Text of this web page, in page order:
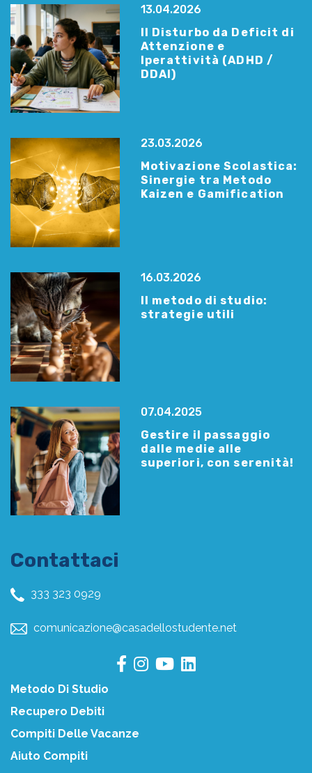
13.04.2026
Il Disturbo da Deficit di
Attenzione e
Iperattività (ADHD /
DDAI)
23.03.2026
Motivazione Scolastica:
Sinergie tra Metodo
Kaizen e Gamification
16.03.2026
Il metodo di studio:
strategie utili
07.04.2025
Gestire il passaggio
dalle medie alle
superiori, con serenità!
Contattaci
333 323 0929
comunicazione@casadellostudente.net
Metodo Di Studio
Recupero Debiti
Compiti Delle Vacanze
Aiuto Compiti